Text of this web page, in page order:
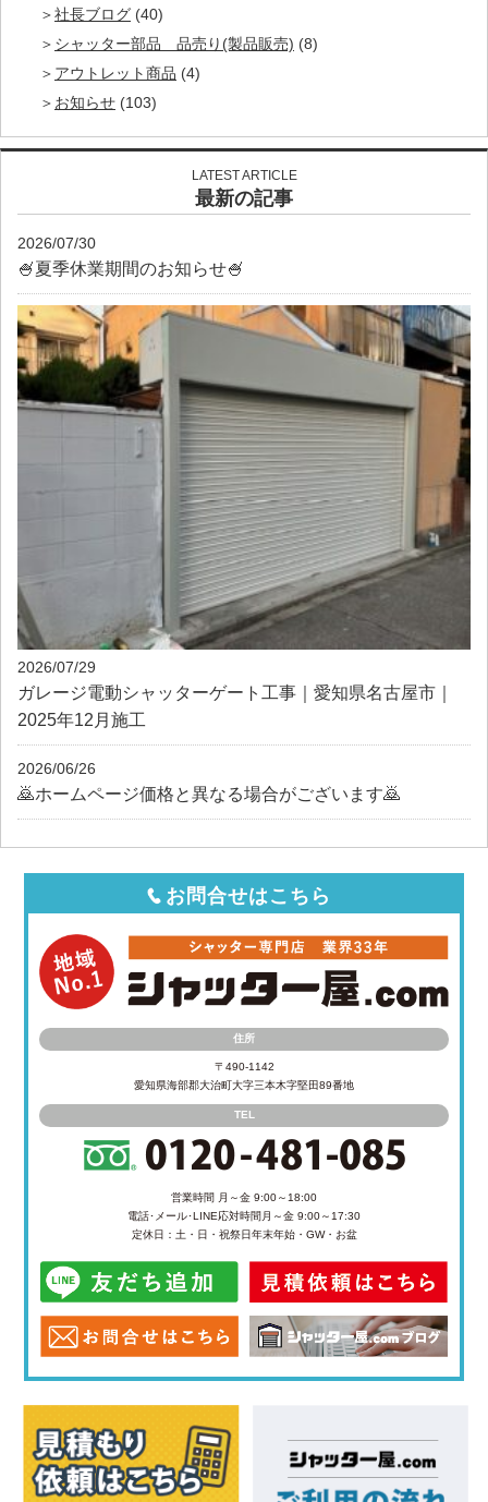
社長ブログ (40)
シャッター部品 品売り(製品販売) (8)
アウトレット商品 (4)
お知らせ (103)
LATEST ARTICLE
最新の記事
2026/07/30
🍧夏季休業期間のお知らせ🍧
2026/07/29
ガレージ電動シャッターゲート工事｜愛知県名古屋市｜
2025年12月施工
2026/06/26
🙇ホームページ価格と異なる場合がございます🙇
お問合せはこちら
住所
〒490-1142
愛知県海部郡大治町大字三本木字堅田89番地
TEL
営業時間 月～金 9:00～18:00
電話･メール･LINE応対時間 月～金 9:00～17:30
定休日：土・日・祝祭日年末年始・GW・お盆